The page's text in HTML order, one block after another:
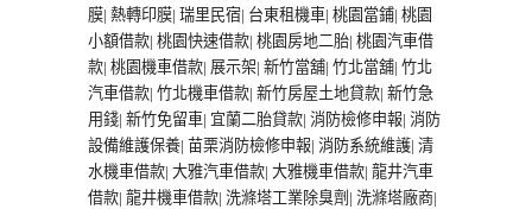
膜| 熱轉印膜| 瑞里民宿| 台東租機車| 桃園當鋪| 桃園
小額借款| 桃園快速借款| 桃園房地二胎| 桃園汽車借
款| 桃園機車借款| 展示架| 新竹當舖| 竹北當舖| 竹北
汽車借款| 竹北機車借款| 新竹房屋土地貸款| 新竹急
用錢| 新竹免留車| 宜蘭二胎貸款| 消防檢修申報| 消防
設備維護保養| 苗栗消防檢修申報| 消防系統維護| 清
水機車借款| 大雅汽車借款| 大雅機車借款| 龍井汽車
借款| 龍井機車借款| 洗滌塔工業除臭劑 | 洗滌塔廠商|